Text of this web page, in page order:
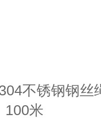
不锈钢钢
100米